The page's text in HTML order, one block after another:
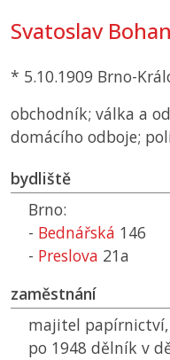
Svatoslav
* 5.10.1909 Brno-
obchodník; válka a
domácího odboje;
bydliště
Brno:
- Bednářská 146
- Preslova 21a
zaměstnání
majitel papírnictví,
po 1948 dělník v